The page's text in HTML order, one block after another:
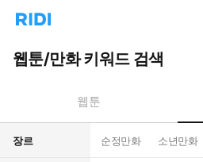
리
홈
으
턴
트
웹툰/만화 키워드 검색
웹툰
장르 순정만화 소년만화